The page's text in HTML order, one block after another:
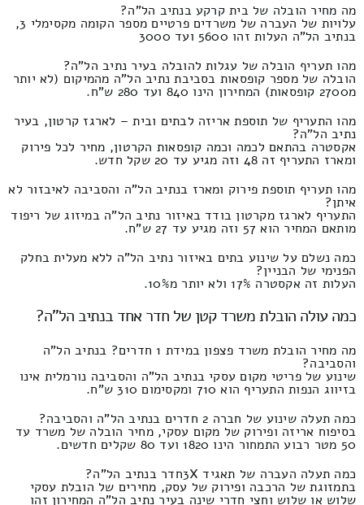
מה מחיר הובלה של בית קרקע בנתיב הל"ה?
עלויות של העברה של משרדים פרטיים מספר הקומה מקסימלי 3,
בנתיב הל"ה העלות זהו 5600 ועד 3000
מהו תעריף הובלה של עגלות להובלה בעיר נתיב הל"ה?
הובלה של מספר קופסאות בסביבת נתיב הל"ה מהמיקום (לא יותר
מ2700 קופסאות) המחירון הינו 840 ועד 280 ש"ח.
מהו התעריף של תוספת אריזה לבתים ובית – לארגז קרטון, בעיר
נתיב הל"ה?
אקסטרה בהתאם לכמה וכמה קופסאות הקרטון, מחיר לכל פירוק
ומארז התעריף זה 48 וזה מגיע עד 20 שקל חדש.
מהו תעריף תוספת פירוק ומארז בנתיב הל"ה והסביבה לאיבזור לא
איתן?
התעריף לארגז מקרטון בודד באיזור נתיב הל"ה במיזוג של ריפוד
מותאם המחיר הוא 57 וזה מגיע עד 27 ש"ח.
כמה נשלם על שינוע בתים באיזור נתיב הל"ה ללא מעלית בחלק
הפנימי של הבניין?
העלות זה אקסטרה 17% ולא יותר מ10%.
כמה עולה הובלת משרד קטן של חדר אחד בנתיב הל"ה?
מה מחיר הובלת משרד פצפון במידת 1 חדרים? בנתיב הל"ה
והסביבה?
שינוע של פריטי מקום עסקי בנתיב הל"ה והסביבה נורמלית אינו
בזיווג הנפות התעריף הוא 710 ומקסימום 310 ש"ח.
כמה תעלה שינוע של חברה 2 חדרים בנתיב הל"ה והסביבה?
בסיפוח אריזה ופירוק של מקום עסקי, מחיר הובלה של משרד עד
50 מטר רבוע התמחור הינו 1820 ועד 80 שקלים חדשים.
כמה תעלה העברה של תאגיד 3Xחדר בנתיב הל"ה?
בתמזוגת של הרכבה ופירוק של עסק, מחירים של הובלת עסקי
שלוש או שלוש וחצי חדרי שינה בעיר נתיב הל"ה המחירון זהו